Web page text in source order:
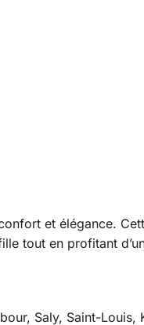
et élégance.
tout en profitant
Saly, Saint-Louis,